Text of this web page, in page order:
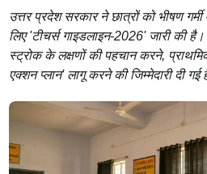
उत्तर प्रदेश सरकार ने छात्रों को भीषण
लिए 'टीचर्स गाइडलाइन-2026' जारी की
स्ट्रोक के लक्षणों की पहचान करने,
एक्शन प्लान' लागू करने की जिम्मेदारी दी गई